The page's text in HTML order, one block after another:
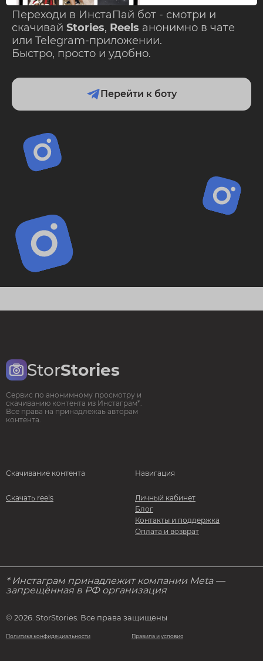
Переходи в ИнстаПай бот - смотри и
скачивай Stories, Reels анонимно в чате
или Telegram-приложении.
Быстро, просто и удобно.
Перейти к боту
StorStories
Сервис по анонимному просмотру и
скачиванию контента из Инстаграм*.
Все права на принадлежаь авторам
контента.
Скачивание контента
Скачать reels
Навигация
Личный кабинет
Блог
Контакты и поддержка
Оплата и возврат
* Инстаграм принадлежит компании Meta —
запрещённая в РФ организация
© 2026. StorStories. Все права защищены
Политика конфидециальности Правила и условия